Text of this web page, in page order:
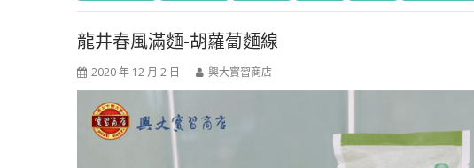
龍井春風滿麵-胡蘿蔔麵線
2020 年 12 月 2 日 興大實習商店